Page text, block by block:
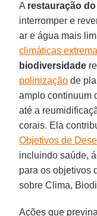
A restauração
interromper e
ar e água mais
climáticas
biodiversidade
polinização de
amplo continuum
até a
corais. Ela
Objetivos de
incluindo saúde,
para os objetivos
sobre Clima,
Ações que